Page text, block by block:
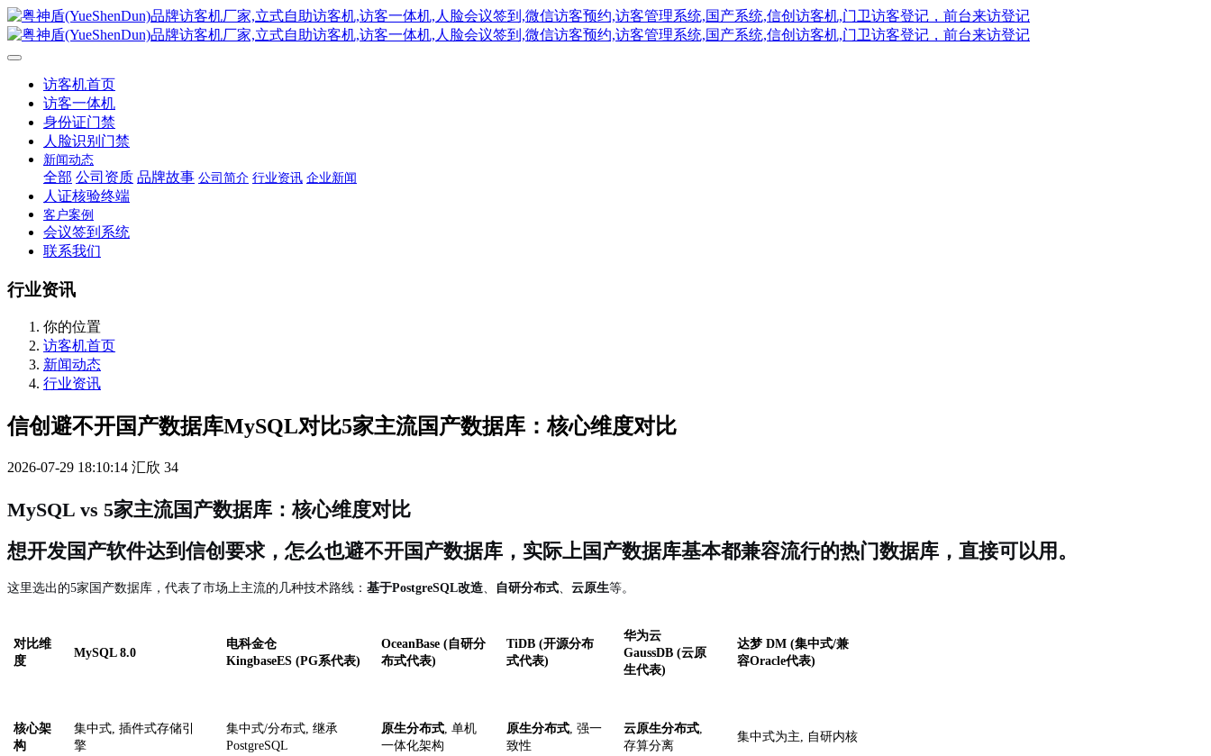
访客机首页
访客一体机
身份证门禁
人脸识别门禁
新闻动态
全部 公司资质 品牌故事 公司简介 行业资讯 企业新闻
人证核验终端
客户案例
会议签到系统
联系我们
行业资讯
你的位置
访客机首页
新闻动态
行业资讯
信创避不开国产数据库MySQL对比5家主流国产数据库：核心维度对比
2026-07-29 18:10:14 汇欣 34
MySQL vs 5家主流国产数据库：核心维度对比
想开发国产软件达到信创要求，怎么也避不开国产数据库，实际上国产数据库基本都兼容流行的热门数据库，直接可以用。
这里选出的5家国产数据库，代表了市场上主流的几种技术路线： 基于PostgreSQL改造、 自研分布式、 云原生等。
对比维
度
MySQL 8.0
电科金仓
KingbaseES (PG系代表)
OceanBase (自研分
布式代表)
TiDB (开源分布
式代表)
华为云
GaussDB (云原
生代表)
达梦 DM (集中式/兼
容Oracle代表)
核心架
构
集中式, 插件式存储引
擎
集中式/分布式, 继承
PostgreSQL
原生分布式, 单机
一体化架构
原生分布式, 强一
致性
云原生分布式,
存算分离
集中式为主, 自研内核